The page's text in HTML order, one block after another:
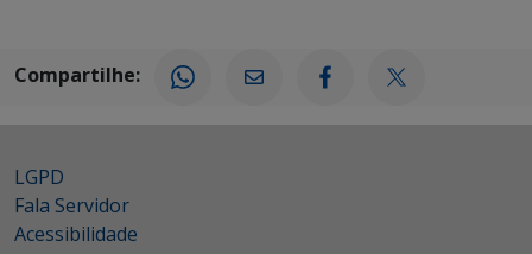
Compartilhe:
LGPD
Fala Servidor
Acessibilidade